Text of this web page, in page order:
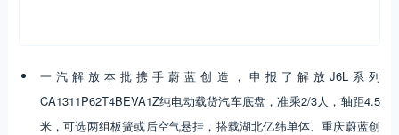
一汽解放本批携手蔚蓝创造，申报了解放J6L系列
CA1311P62T4BEVA1Z纯电动载货汽车底盘，准乘2/3人，轴距4.5
米，可选两组板簧或后空气悬挂，搭载湖北亿纬单体、重庆蔚蓝创